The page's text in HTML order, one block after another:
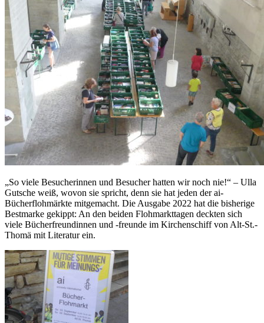
„So viele Besucherinnen und Besucher hatten wir noch nie!“ – Ulla
Gutsche weiß, wovon sie spricht, denn sie hat jeden der ai-
Bücherflohmärkte mitgemacht. Die Ausgabe 2022 hat die bisherige
Bestmarke gekippt: An den beiden Flohmarkttagen deckten sich
viele Bücherfreundinnen und -freunde im Kirchenschiff von Alt-St.-
Thomä mit Literatur ein.